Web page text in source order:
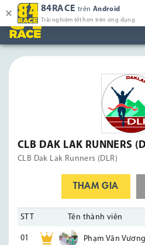
CLB DAK LAK RUNNERS
CLB Dak Lak Runners (DLR)
THAM GIA
STT Tên thành viên
01 Phạm Văn
84RACE trên Android
Trải nghiệm tốt hơn trên ứng dụng